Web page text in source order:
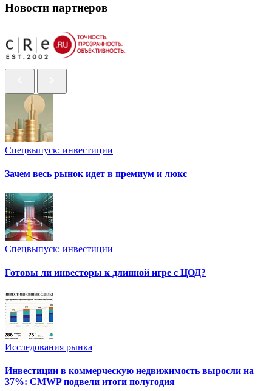
Новости партнеров
Спецвыпуск: инвестиции
Зачем весь рынок идет в премиум и люкс
Спецвыпуск: инвестиции
Готовы ли инвесторы к длинной игре с ЦОД?
Исследования рынка
Инвестиции в коммерческую недвижимость выросли на
37%: CMWP подвели итоги полугодия